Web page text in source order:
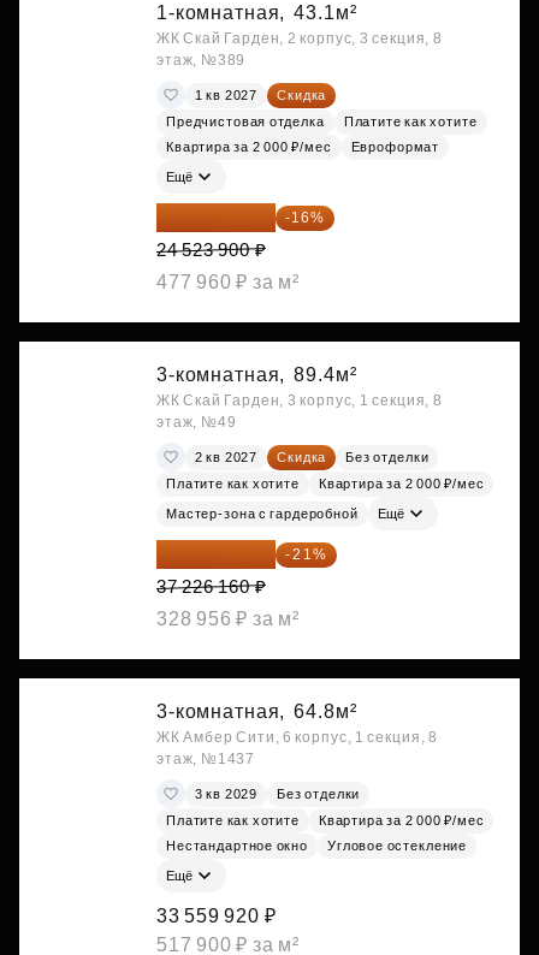
1-комнатная, 43.1м²
ЖК Скай Гарден, 2 корпус, 3 секция, 8
этаж, №389
1 кв 2027
Скидка
Предчистовая отделка
Платите как хотите
Квартира за 2 000 ₽/мес
Евроформат
Ещё
20 600 076 ₽ -16%
24 523 900 ₽
477 960 ₽ за м²
3-комнатная, 89.4м²
ЖК Скай Гарден, 3 корпус, 1 секция, 8
этаж, №49
2 кв 2027 Скидка
Без отделки
Платите как хотите
Квартира за 2 000 ₽/мес
Мастер-зона с гардеробной Ещё
29 408 666 ₽ -21%
37 226 160 ₽
328 956 ₽ за м²
3-комнатная, 64.8м²
ЖК Амбер Сити, 6 корпус, 1 секция, 8
этаж, №1437
3 кв 2029
Без отделки
Платите как хотите
Квартира за 2 000 ₽/мес
Нестандартное окно
Угловое остекление
Ещё
33 559 920 ₽
517 900 ₽ за м²